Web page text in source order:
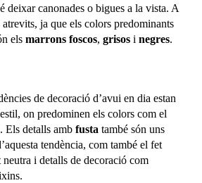
deixar canonades o bigues a la vista. A
ja que els colors predominants
elsmarrons foscos,grisos inegres.
de decoració d’avui en dia estan
on predominen els colors com el
Els detalls ambfustatambé són uns
tendència, com també el fet
i detalls de decoració com